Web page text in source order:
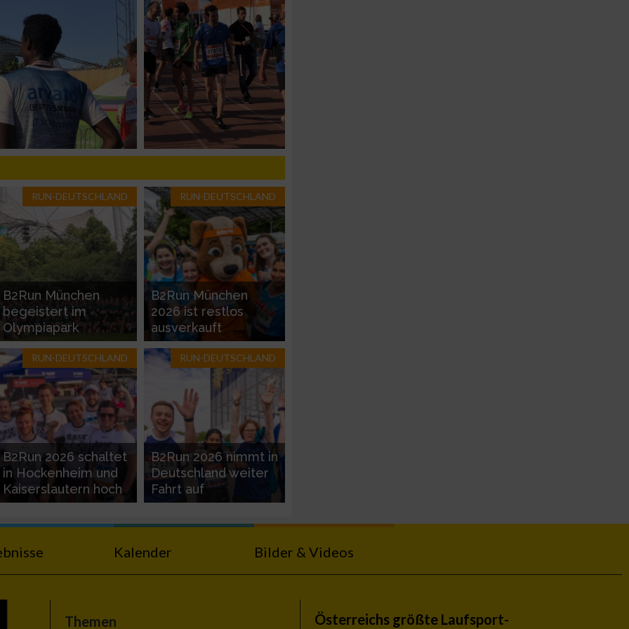
RUN-DEUTSCHLAND
B2Run München
begeistert im
Olympiapark
RUN-DEUTSCHLAND
B2Run München
2026 ist restlos
ausverkauft
RUN-DEUTSCHLAND
B2Run 2026 schaltet
in Hockenheim und
Kaiserslautern hoch
RUN-DEUTSCHLAND
B2Run 2026 nimmt in
Deutschland weiter
Fahrt auf
Kalender Bilder & Videos
Themen Österreichs größte Laufsport-
Daten aus